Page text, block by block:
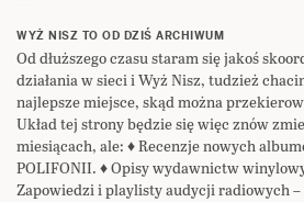
WYŻ NISZ TO OD DZIŚ ARCHIWUM
Od dłuższego czasu staram się jakoś
działania w sieci i Wyż Nisz, tudzież
najlepsze miejsce, skąd można
Układ tej strony będzie się więc znów
miesiącach, ale: ♦ Recenzje nowych
POLIFONII. ♦ Opisy wydawnictw
Zapowiedzi i playlisty audycji radiowych